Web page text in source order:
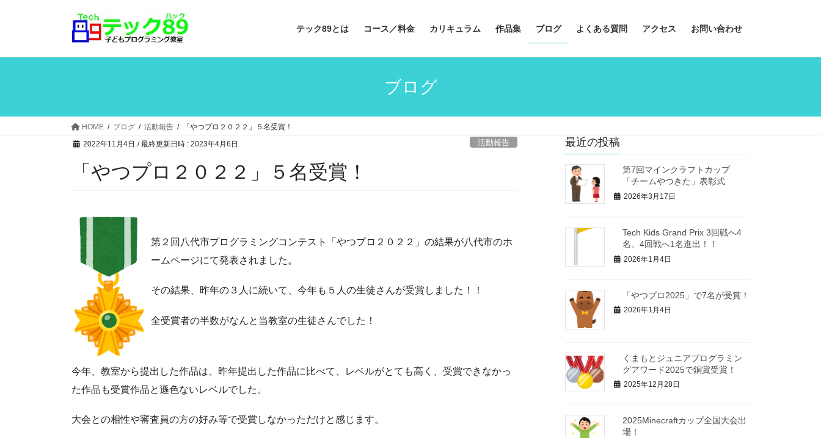
テック89とは コース／料金 カリキュラム 作品集 ブログ よくある質問 アクセス お問い合わせ
ブログ
HOME ブログ 活動報告
「やつプロ２０２２」５名受賞！
2022年11月4日 / 最終更新日時 : 2023年4月6日 活動報告
「やつプロ２０２２」５名受賞！
第２回八代市プログラミングコンテスト「やつプロ２０２２」の結果が八代市のホ
ームページにて発表されました。
その結果、昨年の３人に続いて、今年も５人の生徒さんが受賞しました！！
全受賞者の半数がなんと当教室の生徒さんでした！
今年、教室から提出した作品は、昨年提出した作品に比べて、レベルがとても高く、受賞できなかっ
た作品も受賞作品と遜色ないレベルでした。
大会との相性や審査員の方の好み等で受賞しなかっただけと感じます。
最近の投稿
第7回マインクラフトカップ
「チームやつきた」表彰式
2026年3月17日
Tech Kids Grand Prix 3回戦へ4
名、4回戦へ1名進出！！
2026年1月4日
「やつプロ2025」で7名が受賞！
2026年1月4日
くまもとジュニアプログラミン
グアワード2025で銅賞受賞！
2025年12月28日
2025Minecraftカップ全国大会出
場！